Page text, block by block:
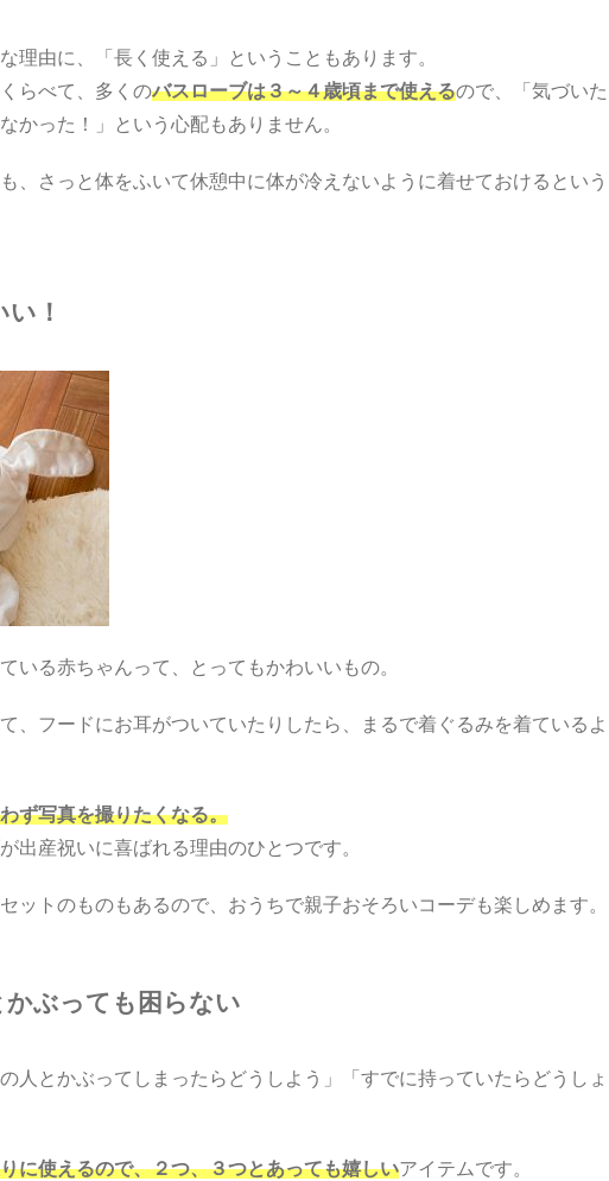
理由に、「長く使える」ということもあります。
らべて、多くのバスローブは３～４歳頃まで使えるので、「気づいた
かった！」という心配もありません。
、さっと体をふいて休憩中に体が冷えないように着せておけるという
！
いる赤ちゃんって、とってもかわいいもの。
、フードにお耳がついていたりしたら、まるで着ぐるみを着ているよ
ず写真を撮りたくなる。
出産祝いに喜ばれる理由のひとつです。
ットのものもあるので、おうちで親子おそろいコーデも楽しめます。
ぶっても困らない
人とかぶってしまったらどうしよう」「すでに持っていたらどうしょ
に使えるので、２つ、３つとあっても嬉しいアイテムです。